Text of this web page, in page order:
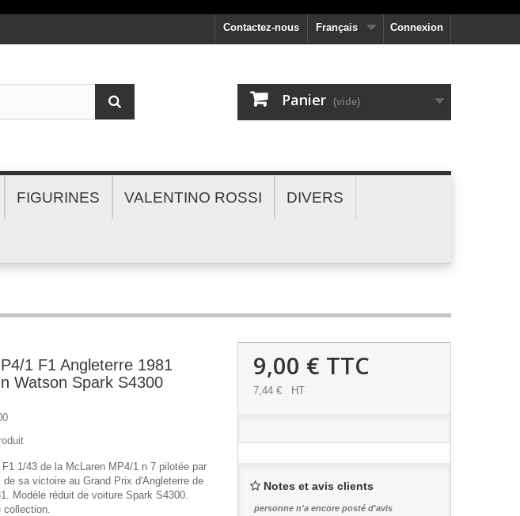
Connexion
Français
Contactez-nous
Panier (vide)
FIGURINES VALENTINO ROSSI DIVERS
1 F1 Angleterre 1981
Watson Spark S4300
1/43 de la McLaren MP4/1 n 7 pilotée par
sa victoire au Grand Prix d'Angleterre de
Modèle réduit de voiture Spark S4300.
collection.
9,00 € TTC
7,44 € HT
Notes et avis clients
personne n'a encore posté d'avis